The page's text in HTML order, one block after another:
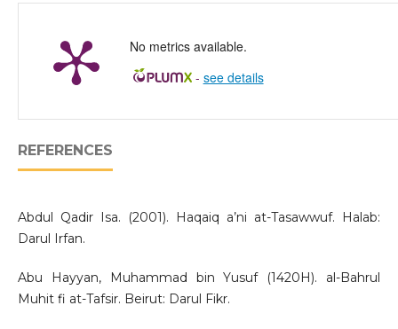
No metrics available.
- see details
REFERENCES
Abdul Qadir Isa. (2001). Haqaiq a’ni at-Tasawwuf. Halab:
Darul Irfan.
Abu Hayyan, Muhammad bin Yusuf (1420H). al-Bahrul
Muhit fi at-Tafsir. Beirut: Darul Fikr.